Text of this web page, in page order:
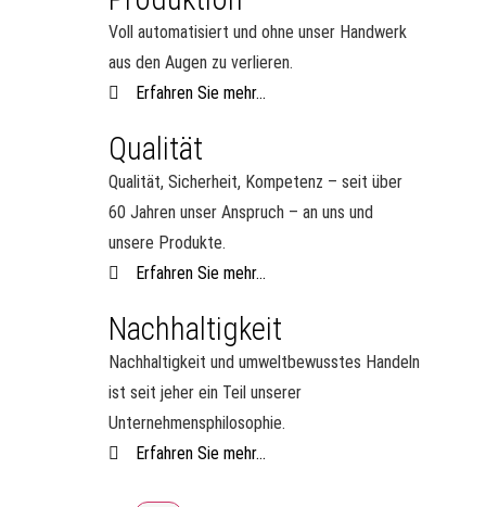
Voll automatisiert und ohne unser Handwerk
aus den Augen zu verlieren.
Erfahren Sie mehr...
Qualität
Qualität, Sicherheit, Kompetenz – seit über
60 Jahren unser Anspruch – an uns und
unsere Produkte.
Erfahren Sie mehr...
Nachhaltigkeit
Nachhaltigkeit und umweltbewusstes Handeln
ist seit jeher ein Teil unserer
Unternehmensphilosophie.
Erfahren Sie mehr...